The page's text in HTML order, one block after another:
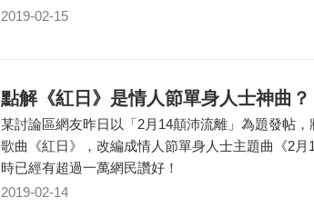
2019-02-15
點解《紅日》是情人節單身人士神曲？
某討論區網友昨日以「2月14顛沛流離」為題發帖
歌曲《紅日》，改編成情人節單身人士主題曲《2
時已經有超過一萬網民讚好！
2019-02-14